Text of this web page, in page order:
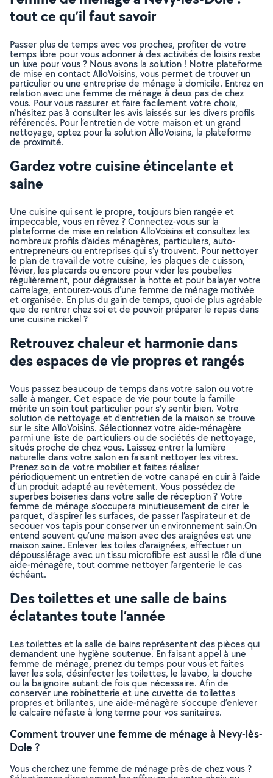
tout ce qu’il faut savoir
Passer plus de temps avec vos proches, profiter de votre
temps libre pour vous adonner à des activités de loisirs reste
un luxe pour vous ? Nous avons la solution ! Notre plateforme
de mise en contact AlloVoisins, vous permet de trouver un
particulier ou une entreprise de ménage à domicile. Entrez en
relation avec une femme de ménage à deux pas de chez
vous. Pour vous rassurer et faire facilement votre choix,
n’hésitez pas à consulter les avis laissés sur les divers profils
référencés. Pour l’entretien de votre maison et un grand
nettoyage, optez pour la solution AlloVoisins, la plateforme
de proximité.
Gardez votre cuisine étincelante et
saine
Une cuisine qui sent le propre, toujours bien rangée et
impeccable, vous en rêvez ? Connectez-vous sur la
plateforme de mise en relation AlloVoisins et consultez les
nombreux profils d’aides ménagères, particuliers, auto-
entrepreneurs ou entreprises qui s’y trouvent. Pour nettoyer
le plan de travail de votre cuisine, les plaques de cuisson,
l’évier, les placards ou encore pour vider les poubelles
régulièrement, pour dégraisser la hotte et pour balayer votre
carrelage, entourez-vous d’une femme de ménage motivée
et organisée. En plus du gain de temps, quoi de plus agréable
que de rentrer chez soi et de pouvoir préparer le repas dans
une cuisine nickel ?
Retrouvez chaleur et harmonie dans
des espaces de vie propres et rangés
Vous passez beaucoup de temps dans votre salon ou votre
salle à manger. Cet espace de vie pour toute la famille
mérite un soin tout particulier pour s’y sentir bien. Votre
solution de nettoyage et d’entretien de la maison se trouve
sur le site AlloVoisins. Sélectionnez votre aide-ménagère
parmi une liste de particuliers ou de sociétés de nettoyage,
situés proche de chez vous. Laissez entrer la lumière
naturelle dans votre salon en faisant nettoyer les vitres.
Prenez soin de votre mobilier et faites réaliser
périodiquement un entretien de votre canapé en cuir à l’aide
d’un produit adapté au revêtement. Vous possédez de
superbes boiseries dans votre salle de réception ? Votre
femme de ménage s’occupera minutieusement de cirer le
parquet, d’aspirer les surfaces, de passer l’aspirateur et de
secouer vos tapis pour conserver un environnement sain.On
entend souvent qu’une maison avec des araignées est une
maison saine. Enlever les toiles d’araignées, effectuer un
dépoussiérage avec un tissu microfibre est aussi le rôle d’une
aide-ménagère, tout comme nettoyer l’argenterie le cas
échéant.
Des toilettes et une salle de bains
éclatantes toute l’année
Les toilettes et la salle de bains représentent des pièces qui
demandent une hygiène soutenue. En faisant appel à une
femme de ménage, prenez du temps pour vous et faites
laver les sols, désinfecter les toilettes, le lavabo, la douche
ou la baignoire autant de fois que nécessaire. Afin de
conserver une robinetterie et une cuvette de toilettes
propres et brillantes, une aide-ménagère s’occupe d’enlever
le calcaire néfaste à long terme pour vos sanitaires.
Comment trouver une femme de ménage à Nevy-lès-
Dole ?
Vous cherchez une femme de ménage près de chez vous ?